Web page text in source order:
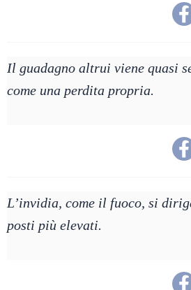
Il guadagno altrui viene quasi
come una perdita propria.
L’invidia, come il fuoco, si
posti più elevati.